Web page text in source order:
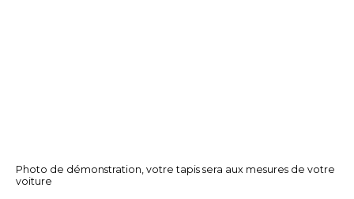
Photo de démonstration, votre tapis sera aux mesures de votre
voiture